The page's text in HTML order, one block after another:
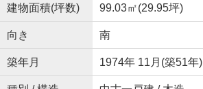
建物面積(坪数) 99.03㎡(29.95坪)
向き 南
築年月 1974年 11月(築51年)